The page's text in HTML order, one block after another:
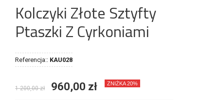
Kolczyki Złote Sztyfty
Ptaszki Z Cyrkoniami
Referencja:: KAU028
1 200,00 zł 960,00 zł ZNIŻKA 20%